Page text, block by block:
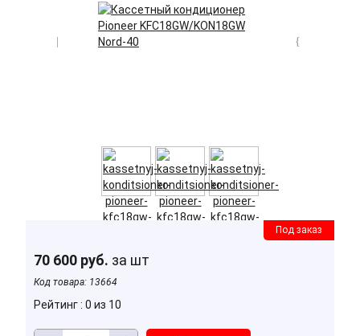
Под заказ
70 600 руб. за шт
Код товара: 13664
Рейтинг : 0 из 10